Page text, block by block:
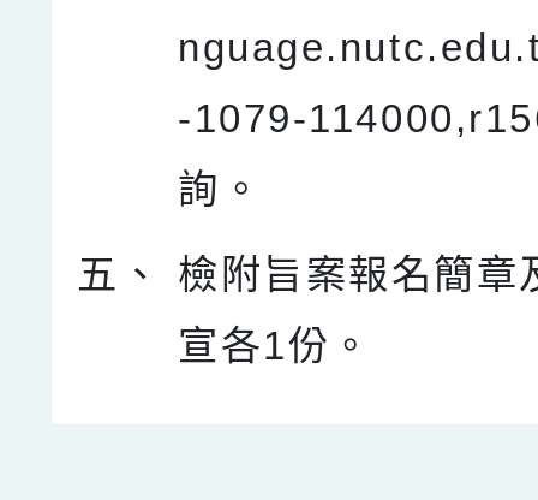
-1079-
詢。
五、
檢附旨案報名簡章
宣各1份。